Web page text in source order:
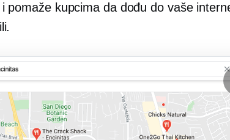
pomaže kupcima da dođu do vaše